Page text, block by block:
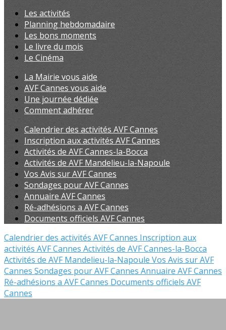
Les activités
Planning hebdomadaire
Les bons moments
Le livre du mois
Le Cinéma
La Mairie vous aide
AVF Cannes vous aide
Une journée dédiée
Comment adhérer
Calendrier des activités AVF Cannes
Inscription aux activités AVF Cannes
Activités de AVF Cannes-la-Bocca
Activités de AVF Mandelieu-la-Napoule
Vos Avis sur AVF Cannes
Sondages pour AVF Cannes
Annuaire AVF Cannes
Ré-adhésions a AVF Cannes
Documents officiels AVF Cannes
Calendrier des activités AVF Cannes Inscription aux
activités AVF Cannes Activités de AVF Cannes-la-Bocca
Activités de AVF Mandelieu-la-Napoule Vos Avis sur AVF
Cannes Sondages pour AVF Cannes Annuaire AVF Cannes
Ré-adhésions a AVF Cannes Documents officiels AVF
Cannes